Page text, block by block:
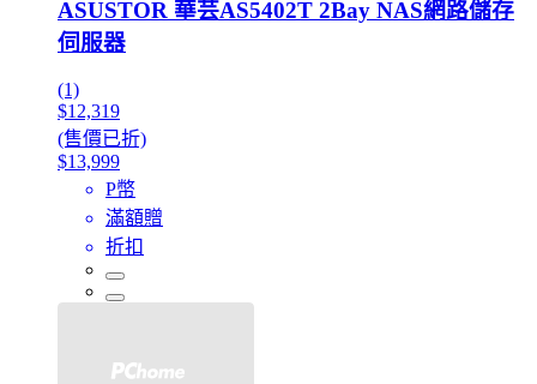
ASUSTOR 華芸AS5402T 2Bay NAS網路儲存
伺服器
(1)
$12,319
(售價已折)
$13,999
P幣
滿額贈
折扣